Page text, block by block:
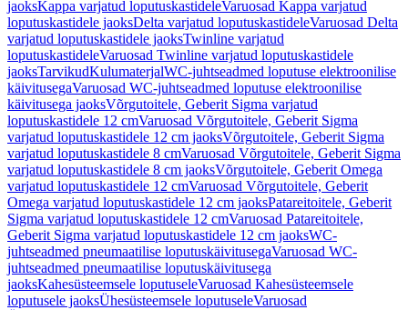
jaoksKappa varjatud loputuskastideleVaruosad Kappa varjatud
loputuskastidele jaoksDelta varjatud loputuskastideleVaruosad Delta
varjatud loputuskastidele jaoksTwinline varjatud
loputuskastideleVaruosad Twinline varjatud loputuskastidele
jaoksTarvikudKulumaterjalWC-juhtseadmed loputuse elektroonilise
käivitusegaVaruosad WC-juhtseadmed loputuse elektroonilise
käivitusega jaoksVõrgutoitele, Geberit Sigma varjatud
loputuskastidele 12 cmVaruosad Võrgutoitele, Geberit Sigma
varjatud loputuskastidele 12 cm jaoksVõrgutoitele, Geberit Sigma
varjatud loputuskastidele 8 cmVaruosad Võrgutoitele, Geberit Sigma
varjatud loputuskastidele 8 cm jaoksVõrgutoitele, Geberit Omega
varjatud loputuskastidele 12 cmVaruosad Võrgutoitele, Geberit
Omega varjatud loputuskastidele 12 cm jaoksPatareitoitele, Geberit
Sigma varjatud loputuskastidele 12 cmVaruosad Patareitoitele,
Geberit Sigma varjatud loputuskastidele 12 cm jaoksWC-
juhtseadmed pneumaatilise loputuskäivitusegaVaruosad WC-
juhtseadmed pneumaatilise loputuskäivitusega
jaoksKahesüsteemsele loputuseleVaruosad Kahesüsteemsele
loputusele jaoksÜhesüsteemsele loputuseleVaruosad